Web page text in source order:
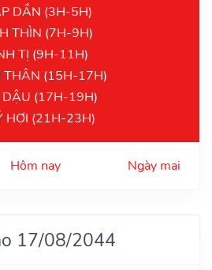
DẦN (3H-5H)
THÌN (7H-9H)
TỊ (9H-11H)
THÂN (15H-17H)
(17H-19H)
HỢI (21H-23H)
Hôm nay Ngày mai
17/08/2044